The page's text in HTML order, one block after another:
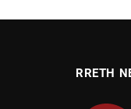
RRETH